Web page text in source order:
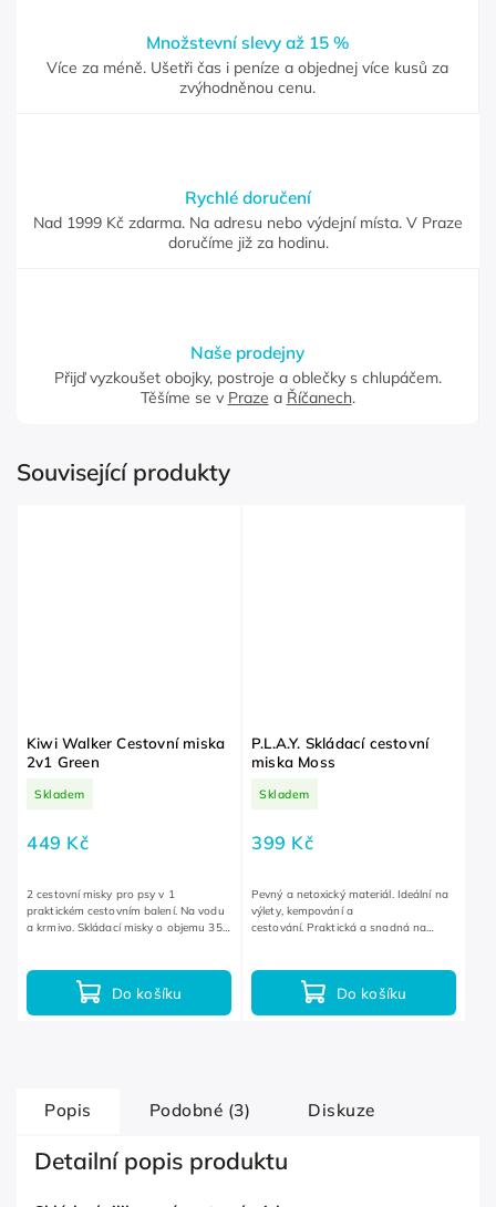
Množstevní slevy až 15 %
Více za méně. Ušetři čas i peníze a objednej více kusů za
zvýhodněnou cenu.
Rychlé doručení
Nad 1999 Kč zdarma. Na adresu nebo výdejní místa. V Praze
doručíme již za hodinu.
Naše prodejny
Přijď vyzkoušet obojky, postroje a oblečky s chlupáčem.
Těšíme se v Praze a Říčanech.
Související produkty
Kiwi Walker Cestovní miska
2v1 Green
Skladem
449 Kč
Do košíku
2 cestovní misky pro psy v 1
praktickém cestovním balení. Na vodu
a krmivo. Skládací misky o objemu 350
P.L.A.Y. Skládací cestovní
miska Moss
Skladem
399 Kč
Do košíku
Pevný a netoxický materiál. Ideální na
výlety, kempování a
cestování. Praktická a snadná na
Popis Podobné (3) Diskuze
Detailní popis produktu